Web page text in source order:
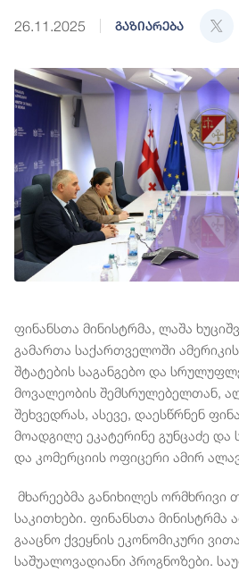
26.11.2025 გაზიარება
ფინანსთა მინისტრმა, ლაშა
გამართა საქართველოში
შტატების საგანგებო და
მოვალეობის შემსრულებელთან,
შეხვედრას, ასევე, დაესწრნენ
მოადგილე ეკატერინე გუნცაძე და
და კომერციის ოფიცერი ამირ
მხარეებმა განიხილეს ორმხრივი
საკითხები. ფინანსთა
გააცნო ქვეყნის ეკონომიკური
საშუალოვადიანი პროგნოზები.